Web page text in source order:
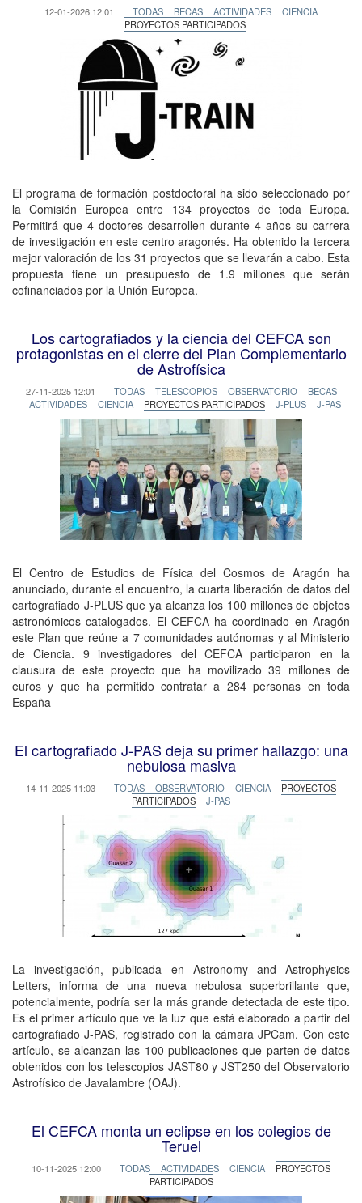
12-01-2026 12:01 TODAS BECAS ACTIVIDADES
CIENCIA
PROYECTOS PARTICIPADOS
El programa de formación postdoctoral ha sido seleccionado por
la Comisión Europea entre 134 proyectos de toda Europa.
Permitirá que 4 doctores desarrollen durante 4 años su carrera
de investigación en este centro aragonés. Ha obtenido la tercera
mejor valoración de los 31 proyectos que se llevarán a cabo. Esta
propuesta tiene un presupuesto de 1.9 millones que serán
cofinanciados por la Unión Europea.
Los cartografiados y la ciencia del CEFCA son
protagonistas en el cierre del Plan Complementario
de Astrofísica
27-11-2025 12:01 TODAS TELESCOPIOS OBSERVATORIO
BECAS
ACTIVIDADES
CIENCIA PROYECTOS PARTICIPADOS J-PLUS J-PAS
El Centro de Estudios de Física del Cosmos de Aragón ha
anunciado, durante el encuentro, la cuarta liberación de datos del
cartografiado J-PLUS que ya alcanza los 100 millones de objetos
astronómicos catalogados. El CEFCA ha coordinado en Aragón
este Plan que reúne a 7 comunidades autónomas y al Ministerio
de Ciencia. 9 investigadores del CEFCA participaron en la
clausura de este proyecto que ha movilizado 39 millones de
euros y que ha permitido contratar a 284 personas en toda
España
El cartografiado J-PAS deja su primer hallazgo: una
nebulosa masiva
14-11-2025 11:03 TODAS OBSERVATORIO CIENCIA
PROYECTOS
PARTICIPADOS
J-PAS
La investigación, publicada en Astronomy and Astrophysics
Letters, informa de una nueva nebulosa superbrillante que,
potencialmente, podría ser la más grande detectada de este tipo.
Es el primer artículo que ve la luz que está elaborado a partir del
cartografiado J-PAS, registrado con la cámara JPCam. Con este
artículo, se alcanzan las 100 publicaciones que parten de datos
obtenidos con los telescopios JAST80 y JST250 del Observatorio
Astrofísico de Javalambre (OAJ).
El CEFCA monta un eclipse en los colegios de
Teruel
10-11-2025 12:00 TODAS ACTIVIDADES CIENCIA
PROYECTOS
PARTICIPADOS